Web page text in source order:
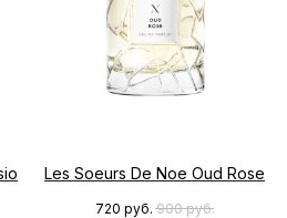
Les Soeurs De Noe Oud Rose
720 руб. 900 руб.